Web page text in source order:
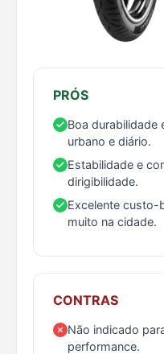
PRÓS
Boa durabilidade
urbano e diário.
Estabilidade e
dirigibilidade.
Excelente custo-
muito na cidade.
CONTRAS
Não indicado
performance.